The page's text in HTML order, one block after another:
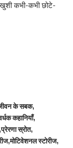
खुशी कभी-कभी छोटे-
के सबक
कहानियाँ
प्रेरणा स्रोत
मोटिवेशनल स्टोरीज